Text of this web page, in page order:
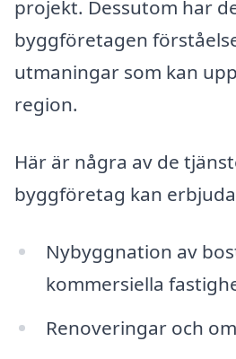
projekt. Dessutom har
byggföretagen
utmaningar som kan
region.
Här är några av de
byggföretag kan
Nybyggnation av
kommersiella
Renoveringar och